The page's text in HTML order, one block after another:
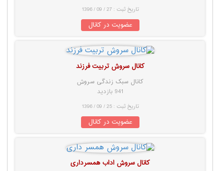
تاریخ ثبت : 27 / 09 / 1396
عضویت در کانال
کانال سروش تربیت فرزند
کانال سبک زندگی سروش
941 بازدید
تاریخ ثبت : 25 / 09 / 1396
عضویت در کانال
کانال سروش اداب همسرداری